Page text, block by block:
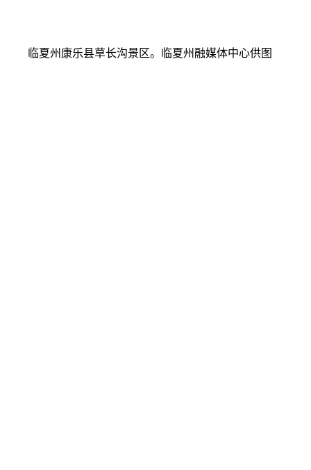
临夏州康乐县草长沟景区。临夏州融媒体中心供图